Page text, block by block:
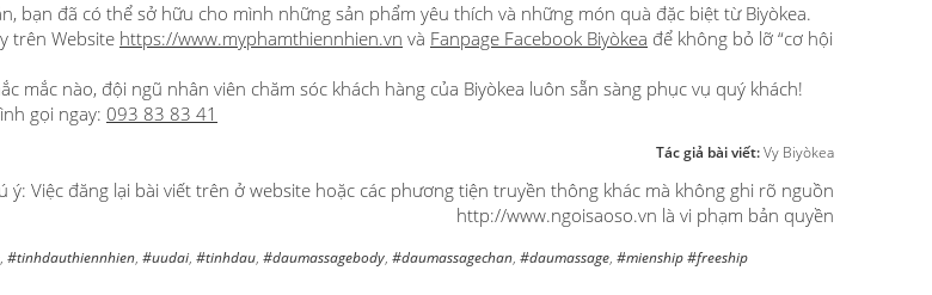
bạn đã có thể sở hữu cho mình những sản phẩm yêu thích và những món quà đặc biệt từ Biyòkea.
trên Website https://www.myphamthiennhien.vn và Fanpage Facebook Biyòkea để không bỏ lỡ “cơ hội
mắc nào, đội ngũ nhân viên chăm sóc khách hàng của Biyòkea luôn sẵn sàng phục vụ quý khách!
gọi ngay: 093 83 83 41
Tác giả bài viết:Vy Biyòkea
ý: Việc đăng lại bài viết trên ở website hoặc các phương tiện truyền thông khác mà không ghi rõ nguồn
http://www.ngoisaoso.vn là vi phạm bản quyền
, #tinhdauthiennhien, #uudai, #tinhdau, #daumassagebody, #daumassagechan, #daumassage, #mienship #freeship